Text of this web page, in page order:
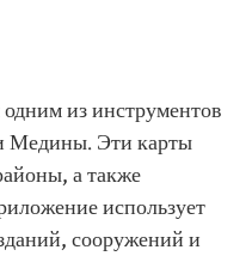
из инструментов
Медины. Эти карты
а также
использует
сооружений и